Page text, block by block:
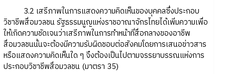
3.2 เสรีภาพในการแสดงความคิดเห็นของบุคคลซึ่งประกอบ
วิชาชีพสื่อมวลชน รัฐธรรมนูญแห่งราชอาณาจักรไทยได้เพิ่มความเพื่อ
ให้เกิดความชัดเจนว่าเสรีภาพในการทำหน้าที่สื่อกลางของอาชีพ
สื่อมวลชนนั้นจะต้องมีความรับผิดชอบต่อสังคมโดยการเสนอข่าวสาร
หรือแสดงความคิดเห็นใด ๆ จึงต้องเป็นไปตามจรรยาบรรณแห่งการ
ประกอบวิชาชีพสื่อมวลชน (มาตรา 35)